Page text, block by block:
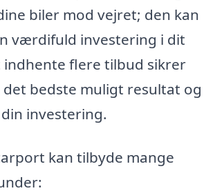
biler mod vejret; den kan
værdifuld investering i dit
indhente flere tilbud sikrer
bedste muligt resultat og
investering.
kan tilbyde mange